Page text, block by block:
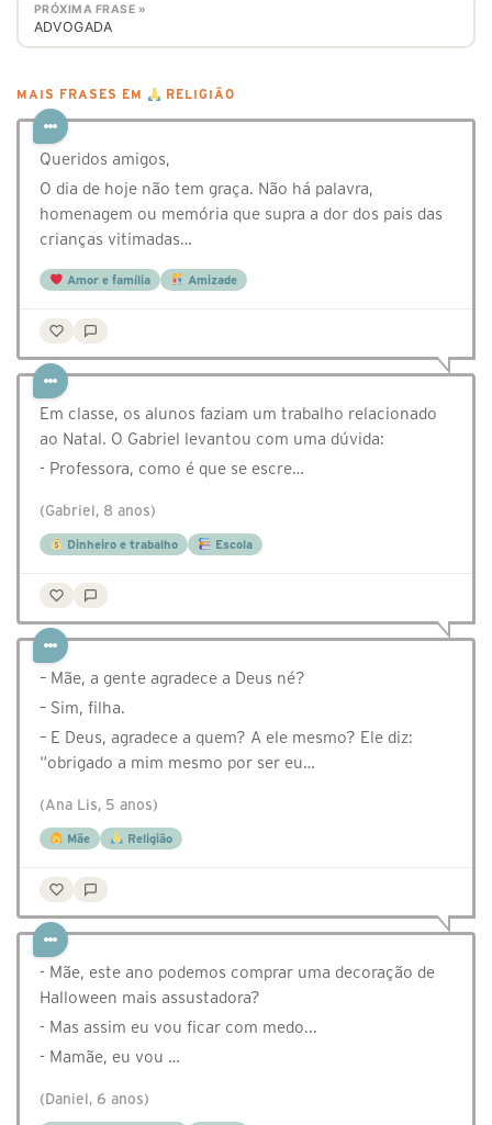
PRÓXIMA FRASE »
ADVOGADA
MAIS FRASES EM RELIGIÃO
Queridos amigos,
O dia de hoje não tem graça. Não há palavra,
homenagem ou memória que supra a dor dos pais das
crianças vitimadas…
Amor e família Amizade
Em classe, os alunos faziam um trabalho relacionado
ao Natal. O Gabriel levantou com uma dúvida:
- Professora, como é que se escre…
(Gabriel, 8 anos)
Dinheiro e trabalho Escola
– Mãe, a gente agradece a Deus né?
– Sim, filha.
– E Deus, agradece a quem? A ele mesmo? Ele diz:
“obrigado a mim mesmo por ser eu…
(Ana Lis, 5 anos)
Mãe Religião
- Mãe, este ano podemos comprar uma decoração de
Halloween mais assustadora?
- Mas assim eu vou ficar com medo...
- Mamãe, eu vou …
(Daniel, 6 anos)